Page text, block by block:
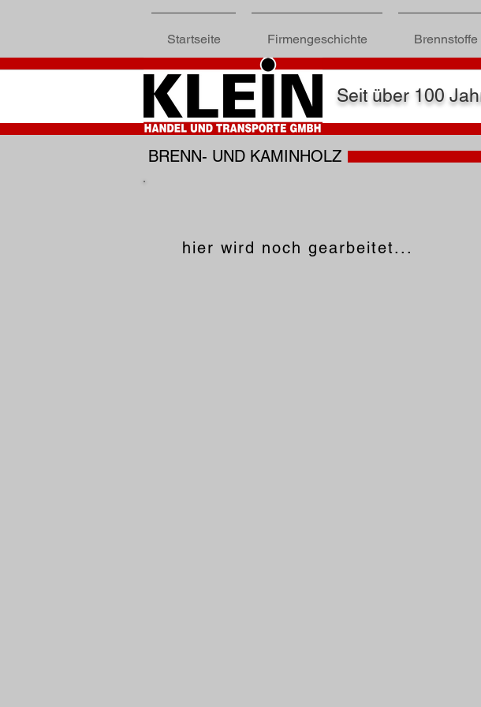
Startseite Firmengeschichte Brennstoffe
BRENN- UND KAMINHOLZ
hier wird noch gearbeitet...
Seit über 100